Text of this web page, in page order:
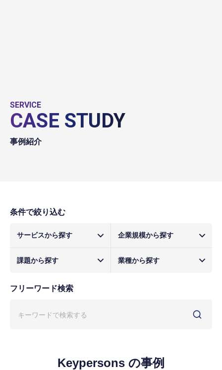
SERVICE
CASE STUDY
事例紹介
条件で絞り込む
サービスから探す 企業規模から探す
課題から探す 業種から探す
フリーワード検索
Keypersons の事例